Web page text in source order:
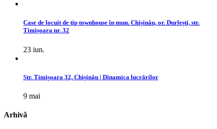
Case de locuit de tip townhouse în mun. Chișinău, or. Durlești, str.
Timișoara nr. 32
23 iun.
Str. Timișoara 32, Chișinău | Dinamica lucrărilor
9 mai
Arhivă